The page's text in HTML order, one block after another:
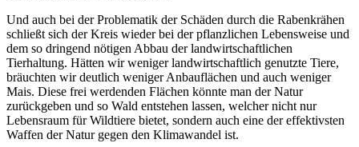
Und auch bei der Problematik der Schäden durch die Rabenkrähen
schließt sich der Kreis wieder bei der pflanzlichen Lebensweise und
dem so dringend nötigen Abbau der landwirtschaftlichen
Tierhaltung. Hätten wir weniger landwirtschaftlich genutzte Tiere,
bräuchten wir deutlich weniger Anbauflächen und auch weniger
Mais. Diese frei werdenden Flächen könnte man der Natur
zurückgeben und so Wald entstehen lassen, welcher nicht nur
Lebensraum für Wildtiere bietet, sondern auch eine der effektivsten
Waffen der Natur gegen den Klimawandel ist.